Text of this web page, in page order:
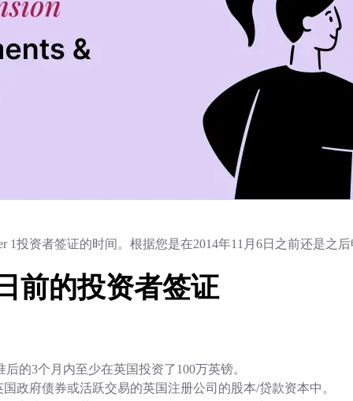
1投资者签证的时间。根据您是在2014年11月6日之前还是之
前的投资者签证
的3个月内至少在英国投资了100万英镑。
政府债券或活跃交易的英国注册公司的股本/贷款资本中。